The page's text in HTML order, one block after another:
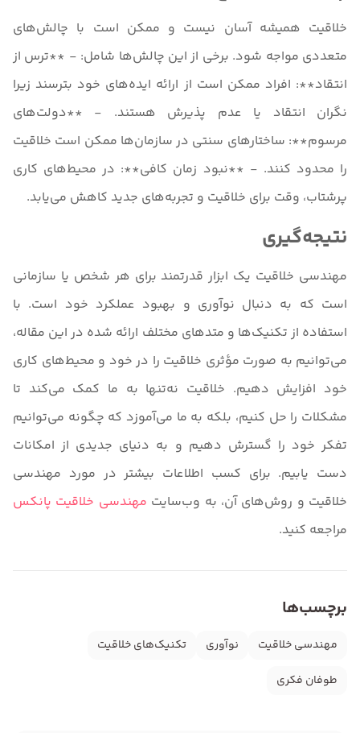
خلاقیت همیشه آسان نیست و ممکن است با چالش‌های
متعددی مواجه شود. برخی از این چالش‌ها شامل: - **ترس از
انتقاد**: افراد ممکن است از ارائه ایده‌های خود بترسند زیرا
نگران انتقاد یا عدم پذیرش هستند. - **دولت‌های
مرسوم**: ساختارهای سنتی در سازمان‌ها ممکن است خلاقیت
را محدود کنند. - **نبود زمان کافی**: در محیط‌های کاری
پرشتاب، وقت برای خلاقیت و تجربه‌های جدید کاهش می‌یابد.
نتیجه‌گیری
مهندسی خلاقیت یک ابزار قدرتمند برای هر شخص یا سازمانی
است که به دنبال نوآوری و بهبود عملکرد خود است. با
استفاده از تکنیک‌ها و متدهای مختلف ارائه شده در این مقاله،
می‌توانیم به صورت مؤثری خلاقیت را در خود و محیط‌های کاری
خود افزایش دهیم. خلاقیت نه‌تنها به ما کمک می‌کند تا
مشکلات را حل کنیم، بلکه به ما می‌آموزد که چگونه می‌توانیم
تفکر خود را گسترش دهیم و به دنیای جدیدی از امکانات
دست یابیم. برای کسب اطلاعات بیشتر در مورد مهندسی
خلاقیت و روش‌های آن، به وب‌سایت مهندسی خلاقیت پانکس
مراجعه کنید.
برچسب‌ها
مهندسی خلاقیت نوآوری
تکنیک‌های خلاقیت
طوفان فکری